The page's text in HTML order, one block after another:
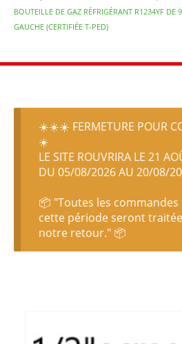
BOUTEILLE DE GAZ RÉFRIGÉRANT R1234YF DE
GAUCHE (CERTIFIÉE T-PED)
☀️☀️☀️ FERMETURE POUR
☀️
LE SITE ROUVRIRA LE 21
DU 05/08/2026 AU 20/08/
📦 "Toutes les
cette période seront
notre retour." 📦